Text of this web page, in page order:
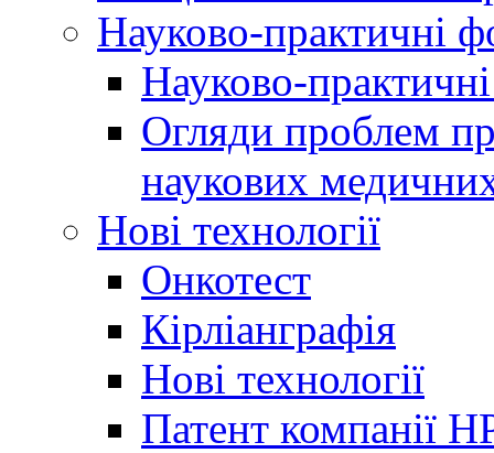
Науково-практичні
Науково-
Огляди проблем
наукових
Нові технології
Онкотест
Кірліанграфія
Нові технології
Патент компанії